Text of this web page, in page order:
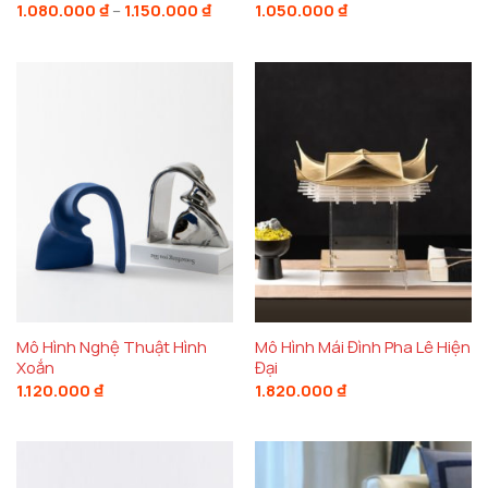
1.080.000 ₫ – 1.150.000 ₫Khoảng1.050.000 ₫
Mô Hình Nghệ Thuật Hình
Xoắn
1.120.000 ₫
Mô Hình Mái Đình Pha Lê Hiện
Đại
1.820.000 ₫